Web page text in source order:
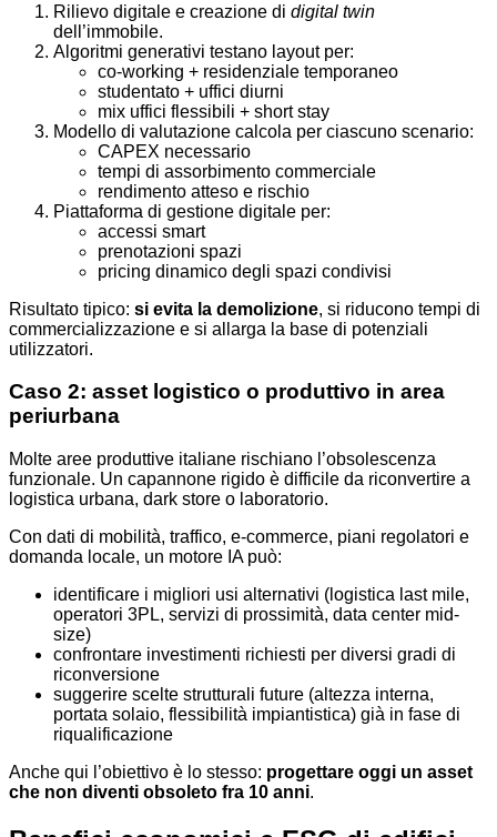
Rilievo digitale e creazione di digital twin
dell’immobile.
Algoritmi generativi testano layout per:
co-working + residenziale temporaneo
studentato + uffici diurni
mix uffici flessibili + short stay
Modello di valutazione calcola per ciascuno scenario:
CAPEX necessario
tempi di assorbimento commerciale
rendimento atteso e rischio
Piattaforma di gestione digitale per:
accessi smart
prenotazioni spazi
pricing dinamico degli spazi condivisi
Risultato tipico: si evita la demolizione, si riducono tempi di
commercializzazione e si allarga la base di potenziali
utilizzatori.
Caso 2: asset logistico o produttivo in area
periurbana
Molte aree produttive italiane rischiano l’obsolescenza
funzionale. Un capannone rigido è difficile da riconvertire a
logistica urbana, dark store o laboratorio.
Con dati di mobilità, traffico, e-commerce, piani regolatori e
domanda locale, un motore IA può:
identificare i migliori usi alternativi (logistica last mile,
operatori 3PL, servizi di prossimità, data center mid-
size)
confrontare investimenti richiesti per diversi gradi di
riconversione
suggerire scelte strutturali future (altezza interna,
portata solaio, flessibilità impiantistica) già in fase di
riqualificazione
Anche qui l’obiettivo è lo stesso: progettare oggi un asset
che non diventi obsoleto fra 10 anni.